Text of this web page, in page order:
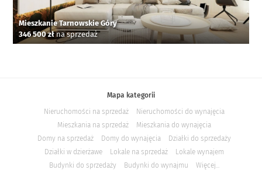
Mieszkanie Tarnowskie Góry
346 500 złna sprzedaż
Mapa kategorii
Nieruchomości na sprzedaż
Nieruchomości do wynajęcia
Mieszkania na sprzedaż
Mieszkania do wynajęcia
Domy na sprzedaż
Domy do wynajęcia
Działki do sprzedaży
Działki w dzierżawe
Lokale na sprzedaż
Lokale wynajem
Budynki do sprzedaży
Budynki do wynajmu
Więcej...